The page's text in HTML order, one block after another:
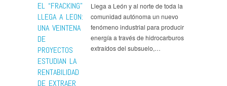
EL “FRACKING”
LLEGA A LEON:
UNA VEINTENA
DE
PROYECTOS
ESTUDIAN LA
RENTABILIDAD
DE EXTRAER
Llega a León y al norte de toda la
comunidad autónoma un nuevo
fenómeno industrial para producir
energía a través de hidrocarburos
extraídos del subsuelo,…